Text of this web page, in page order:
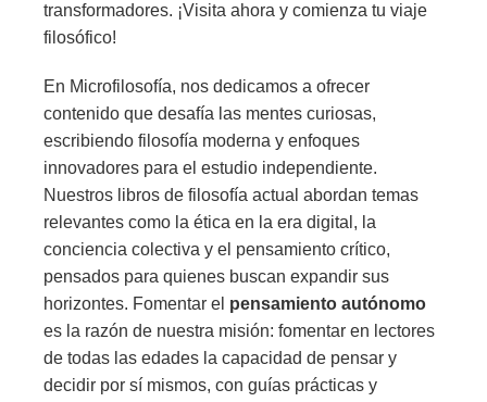
transformadores. ¡Visita ahora y comienza tu viaje
filosófico!
En Microfilosofía, nos dedicamos a ofrecer
contenido que desafía las mentes curiosas,
escribiendo filosofía moderna y enfoques
innovadores para el estudio independiente.
Nuestros libros de filosofía actual abordan temas
relevantes como la ética en la era digital, la
conciencia colectiva y el pensamiento crítico,
pensados para quienes buscan expandir sus
horizontes. Fomentar el pensamiento autónomo
es la razón de nuestra misión: fomentar en lectores
de todas las edades la capacidad de pensar y
decidir por sí mismos, con guías prácticas y